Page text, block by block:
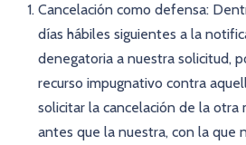
Cancelación como defensa:
días hábiles siguientes a la
denegatoria a nuestra solicitud,
recurso impugnativo contra
solicitar la cancelación de la otra
antes que la nuestra, con la que